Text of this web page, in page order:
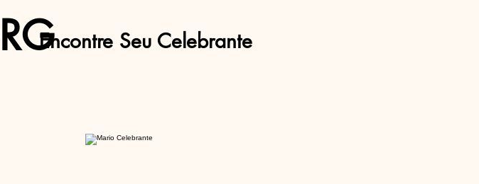
Encontre Seu Celebrante